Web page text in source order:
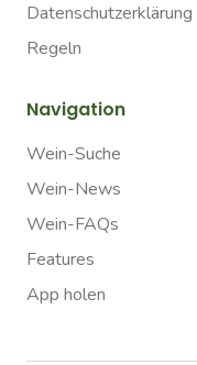
Datenschutzerklärung
Regeln
Navigation
Wein-Suche
Wein-News
Wein-FAQs
Features
App holen